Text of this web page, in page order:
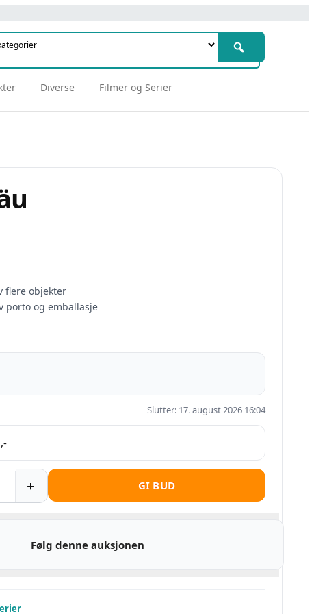
Diverse Filmer og Serier
flere objekter
porto og emballasje
Slutter: 17. august 2026 16:04
,-
GI BUD
Følg denne auksjonen